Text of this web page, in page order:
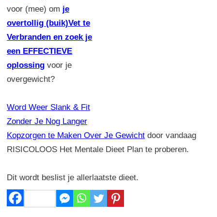
voor (mee) om je
overtollig (buik)Vet te
Verbranden en zoek je
een EFFECTIEVE
oplossing voor je
overgewicht?
Word Weer Slank & Fit
Zonder Je Nog Langer
Kopzorgen te Maken Over Je Gewicht door vandaag
RISICOLOOS Het Mentale Dieet Plan te proberen.
Dit wordt beslist je allerlaatste dieet.